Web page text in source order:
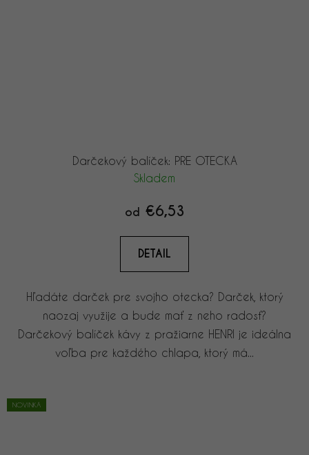
Darčekový balíček: PRE OTECKA
Skladem
od €6,53
DETAIL
Hľadáte darček pre svojho otecka? Darček, ktorý
naozaj využije a bude mať z neho radosť?
Darčekový balíček kávy z pražiarne HENRI je ideálna
voľba pre každého chlapa, ktorý má...
NOVINKA